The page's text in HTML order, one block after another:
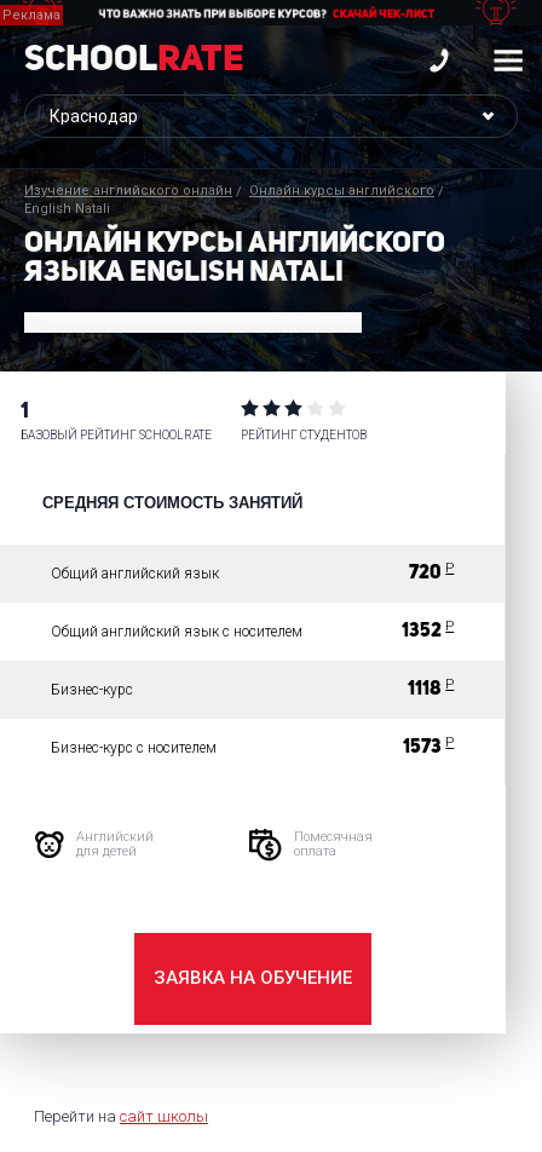
School Rate
Изучение английского онлайн
Онлайн курсы английского
English Natali
ОНЛАЙН КУРСЫ АНГЛИЙСКОГО
ЯЗЫКА ENGLISH NATALI
1
БАЗОВЫЙ РЕЙТИНГ SCHOOLRATE РЕЙТИНГ СТУДЕНТОВ
СРЕДНЯЯ СТОИМОСТЬ ЗАНЯТИЙ
Общий английский язык 720 P
Общий английский язык с носителем 1352 P
Бизнес-курс 1118 P
Бизнес-курс с носителем 1573 P
Английский
для детей
Помесячная
оплата
ЗАЯВКА НА ОБУЧЕНИЕ
Перейти на сайт школы